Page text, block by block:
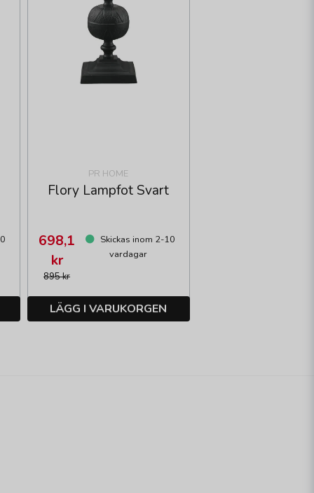
PR HOME
Flory Lampfot Svart
895 kr
698,1
kr
Skickas inom 2-10
vardagar
LÄGG I VARUKORGEN